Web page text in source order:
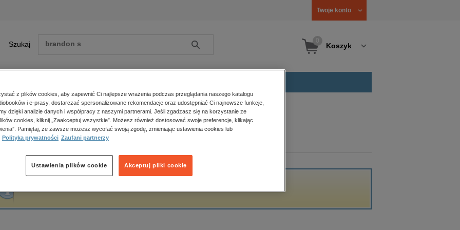
Twoje konto
Szukaj Szukaj Koszyk
Zobacz wszystkie E-prasa
polityka, społeczno-informacyjne
psychologiczne
popularno-naukowe
historia
główna Michał Panek
Panek
z plików cookies, aby zapewnić Ci najlepsze wrażenia podczas przeglądania naszego katalogu
i e-prasy, dostarczać spersonalizowane rekomendacje oraz udostępniać Ci najnowsze funkcje,
dzięki analizie danych i współpracy z naszymi partnerami. Jeśli zgadzasz się na korzystanie ze
cookies, kliknij „Zaakceptuj wszystkie”. Możesz również dostosować swoje preferencje, klikając
Pamiętaj, że zawsze możesz wycofać swoją zgodę, zmieniając ustawienia cookies lub
Polityka prywatności Zaufani partnerzy
Akceptuj pliki cookie
Ustawienia plików cookie